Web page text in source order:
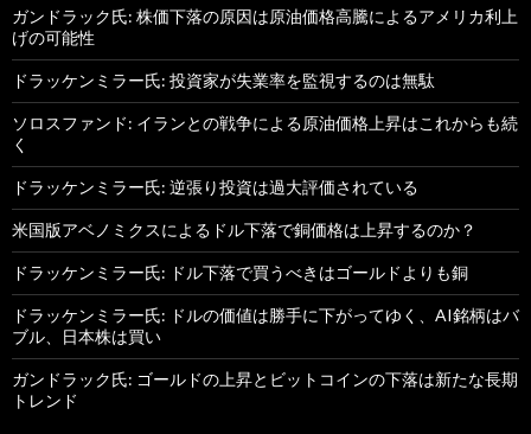
ガンドラック氏: 株価下落の原因は原油価格高騰によるアメリカ利上
げの可能性
ドラッケンミラー氏: 投資家が失業率を監視するのは無駄
ソロスファンド: イランとの戦争による原油価格上昇はこれからも続
く
ドラッケンミラー氏: 逆張り投資は過大評価されている
米国版アベノミクスによるドル下落で銅価格は上昇するのか？
ドラッケンミラー氏: ドル下落で買うべきはゴールドよりも銅
ドラッケンミラー氏: ドルの価値は勝手に下がってゆく、AI銘柄はバ
ブル、日本株は買い
ガンドラック氏: ゴールドの上昇とビットコインの下落は新たな長期
トレンド